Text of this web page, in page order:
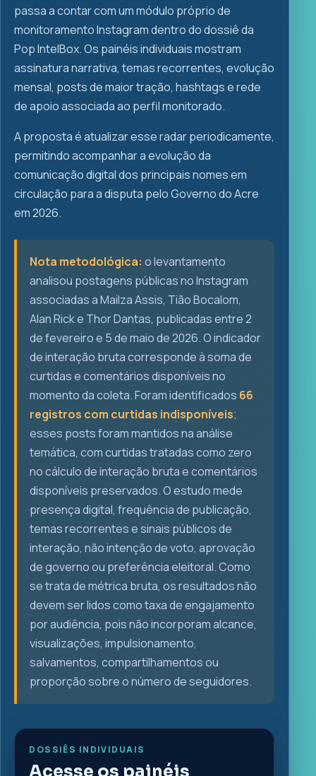
passa a contar com um módulo próprio de
monitoramento Instagram dentro do dossiê da
Pop IntelBox. Os painéis individuais mostram
assinatura narrativa, temas recorrentes, evolução
mensal, posts de maior tração, hashtags e rede
de apoio associada ao perfil monitorado.
A proposta é atualizar esse radar periodicamente,
permitindo acompanhar a evolução da
comunicação digital dos principais nomes em
circulação para a disputa pelo Governo do Acre
em 2026.
Nota metodológica: o levantamento
analisou postagens públicas no Instagram
associadas a Mailza Assis, Tião Bocalom,
Alan Rick e Thor Dantas, publicadas entre 2
de fevereiro e 5 de maio de 2026. O indicador
de interação bruta corresponde à soma de
curtidas e comentários disponíveis no
momento da coleta. Foram identificados 66
registros com curtidas indisponíveis;
esses posts foram mantidos na análise
temática, com curtidas tratadas como zero
no cálculo de interação bruta e comentários
disponíveis preservados. O estudo mede
presença digital, frequência de publicação,
temas recorrentes e sinais públicos de
interação, não intenção de voto, aprovação
de governo ou preferência eleitoral. Como
se trata de métrica bruta, os resultados não
devem ser lidos como taxa de engajamento
por audiência, pois não incorporam alcance,
visualizações, impulsionamento,
salvamentos, compartilhamentos ou
proporção sobre o número de seguidores.
DOSSIÊS INDIVIDUAIS
Acesse os painéis